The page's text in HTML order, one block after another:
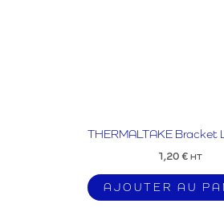
THERMALTAKE Bracket
1,20 € HT
AJOUTER AU